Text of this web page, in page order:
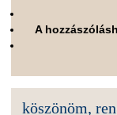
A
köszönöm,